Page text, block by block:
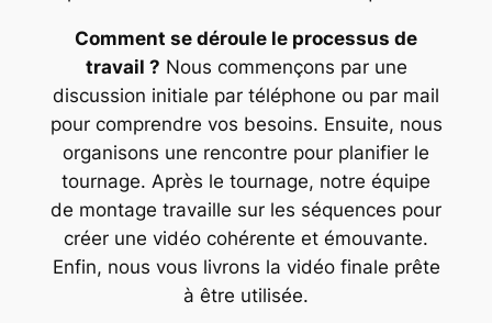
Comment se déroule le processus de
travail ? Nous commençons par une
discussion initiale par téléphone ou par mail
pour comprendre vos besoins. Ensuite, nous
organisons une rencontre pour planifier le
tournage. Après le tournage, notre équipe
de montage travaille sur les séquences pour
créer une vidéo cohérente et émouvante.
Enfin, nous vous livrons la vidéo finale prête
à être utilisée.